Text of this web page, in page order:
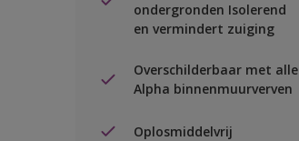
ondergronden Isolerend
en vermindert zuiging
Overschilderbaar met alle
Alpha binnenmuurverven
Oplosmiddelvrij